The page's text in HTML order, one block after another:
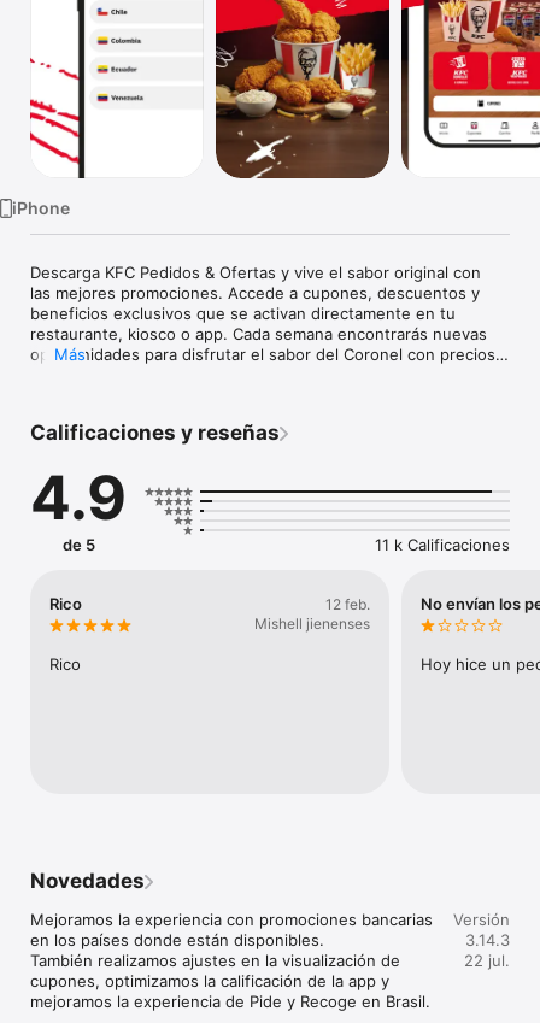
iPhone
Descarga KFC Pedidos & Ofertas y vive el sabor original con
las mejores promociones. Accede a cupones, descuentos y
beneficios exclusivos que se activan directamente en tu
restaurante, kiosco o app. Cada semana encontrarás nuevas
oportunidades para disfrutar el sabor del Coronel con precios
anticipar tus órdenes, recoger en tu KFC favorito o usar los
pedidos en tiempo real, guarda tus productos favoritos y elige
tu método de pago preferido para una experiencia rápida y sin
complicaciones.
Descarga KFC Pedidos & Ofertas y lleva el sabor original al
Más
Calificaciones y reseñas
4.9
de 5 11 k Calificaciones
Rico
12 feb.
Mishell jienenses
Rico
No envían los
Hoy hice un
Novedades
Mejoramos la experiencia con promociones bancarias
en los países donde están disponibles.
También realizamos ajustes en la visualización de
cupones, optimizamos la calificación de la app y
mejoramos la experiencia de Pide y Recoge en Brasil.
Versión
3.14.3
22 jul.